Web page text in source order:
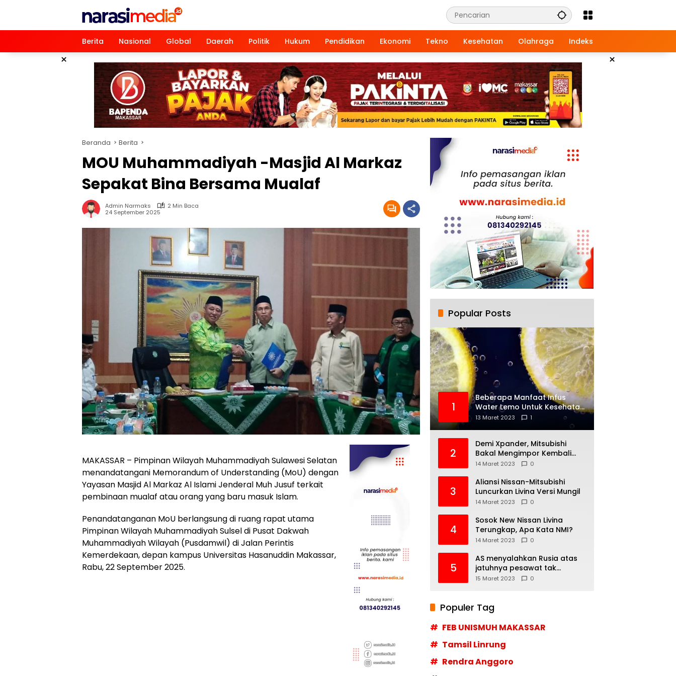
Berita
Nasional Global Daerah Politik Hukum Pendidikan Ekonomi Tekno Kesehatan Olahraga Indeks
× ×
Beranda Berita
MOU Muhammadiyah -Masjid Al Markaz
Sepakat Bina Bersama Mualaf
Admin Narmaks
2 Min Baca
24 September 2025
MAKASSAR – Pimpinan Wilayah Muhammadiyah Sulawesi Selatan
menandatangani Memorandum of Understanding (MoU) dengan
Yayasan Masjid Al Markaz Al Islami Jenderal Muh Jusuf terkait
pembinaan mualaf atau orang yang baru masuk Islam.
Penandatanganan MoU berlangsung di ruang rapat utama
Pimpinan Wilayah Muhammadiyah Sulsel di Pusat Dakwah
Muhammadiyah Wilayah (Pusdamwil) di Jalan Perintis
Kemerdekaan, depan kampus Universitas Hasanuddin Makassar,
Rabu, 22 September 2025.
Popular Posts
1
Beberapa Manfaat Infus
Water Lemo Untuk Kesehatan
Anda
13 Maret 2023 1
2
Demi Xpander, Mitsubishi
Bakal Mengimpor Kembali
Pajero Sport
14 Maret 2023 0
3
Aliansi Nissan-Mitsubishi
Luncurkan Livina Versi Mungil
14 Maret 2023 0
4
Sosok New Nissan Livina
Terungkap, Apa Kata NMI?
14 Maret 2023 0
5
AS menyalahkan Rusia atas
jatuhnya pesawat tak
berawak di Laut Hitam,
15 Maret 2023 0
Populer Tag
FEB UNISMUH MAKASSAR
Tamsil Linrung
Rendra Anggoro